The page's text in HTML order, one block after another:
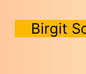
Birgit